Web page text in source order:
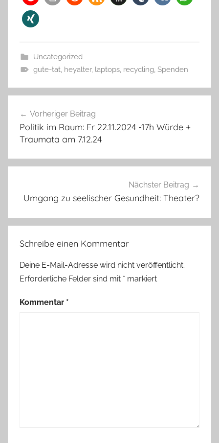
Uncategorized
gute-tat, heyalter, laptops, recycling Spenden
Vorheriger Beitrag
Politik im Raum: Fr 22.11.2024 -17h Würde +
Traumata am 7.12.24
Nächster Beitrag
Umgang zu seelischer Gesundheit: Theater?
Schreibe einen Kommentar
Deine E-Mail-Adresse wird nicht veröffentlicht.
Erforderliche Felder sind mit * markiert
Kommentar *